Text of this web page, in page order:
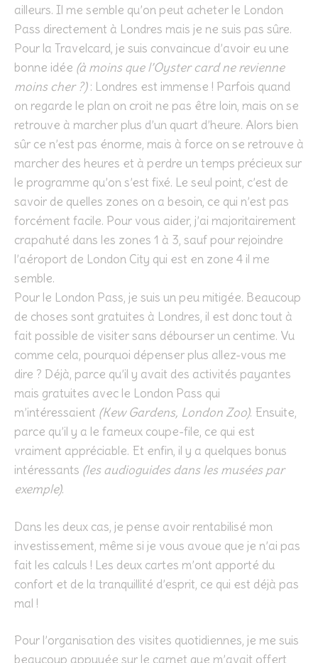
ailleurs. Il me semble qu’on peut acheter le London
Pass directement à Londres mais je ne suis pas sûre.
Pour la Travelcard, je suis convaincue d’avoir eu une
bonne idée (à moins que l’Oyster card ne revienne
moins cher ?): Londres est immense ! Parfois quand
on regarde le plan on croit ne pas être loin, mais on se
retrouve à marcher plus d’un quart d’heure. Alors bien
sûr ce n’est pas énorme, mais à force on se retrouve à
marcher des heures et à perdre un temps précieux sur
le programme qu’on s’est fixé. Le seul point, c’est de
savoir de quelles zones on a besoin, ce qui n’est pas
forcément facile. Pour vous aider, j’ai majoritairement
crapahuté dans les zones 1 à 3, sauf pour rejoindre
l’aéroport de London City qui est en zone 4 il me
semble.
Pour le London Pass, je suis un peu mitigée. Beaucoup
de choses sont gratuites à Londres, il est donc tout à
fait possible de visiter sans débourser un centime. Vu
comme cela, pourquoi dépenser plus allez-vous me
dire ? Déjà, parce qu’il y avait des activités payantes
mais gratuites avec le London Pass qui
m’intéressaient (Kew Gardens, London Zoo). Ensuite,
parce qu’il y a le fameux coupe-file, ce qui est
vraiment appréciable. Et enfin, il y a quelques bonus
intéressants (les audioguides dans les musées par
exemple).
Dans les deux cas, je pense avoir rentabilisé mon
investissement, même si je vous avoue que je n’ai pas
fait les calculs ! Les deux cartes m’ont apporté du
confort et de la tranquillité d’esprit, ce qui est déjà pas
mal !
Pour l’organisation des visites quotidiennes, je me suis
beaucoup appuyée sur le carnet que m’avait offert